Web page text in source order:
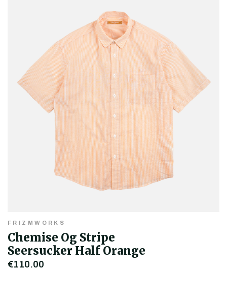
FRIZMWORKS
Chemise Og Stripe
Seersucker Half Orange
€110,00